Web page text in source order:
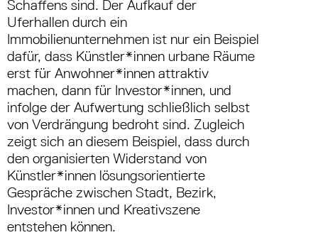
Schaffens sind. Der Aufkauf der
Uferhallen durch ein
Immobilienunternehmen ist nur ein Beispiel
dafür, dass Künstler*innen urbane Räume
erst für Anwohner*innen attraktiv
machen, dann für Investor*innen, und
infolge der Aufwertung schließlich selbst
von Verdrängung bedroht sind. Zugleich
zeigt sich an diesem Beispiel, dass durch
den organisierten Widerstand von
Künstler*innen lösungsorientierte
Gespräche zwischen Stadt, Bezirk,
Investor*innen und Kreativszene
entstehen können.